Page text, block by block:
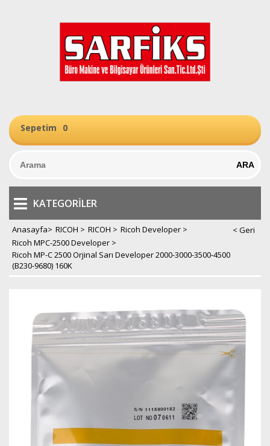
Sepetim 0
KATEGORILER
Anasayfa> RICOH > RICOH > Ricoh Developer >
Ricoh MPC-2500 Developer >
Ricoh MP-C 2500 Orjinal Sarı Developer 2000-3000-3500-4500
(B230-9680) 160K